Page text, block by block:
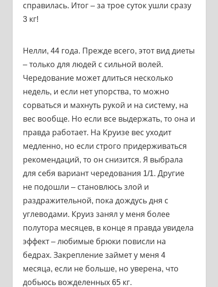
справилась. Итог – за трое суток ушли сразу
3 кг!
Нелли, 44 года. Прежде всего, этот вид диеты
– только для людей с сильной волей.
Чередование может длиться несколько
недель, и если нет упорства, то можно
сорваться и махнуть рукой и на систему, на
вес вообще. Но если все выдержать, то она и
правда работает. На Круизе вес уходит
медленно, но если строго придерживаться
рекомендаций, то он снизится. Я выбрала
для себя вариант чередования 1/1. Другие
не подошли – становлюсь злой и
раздражительной, пока дождусь дня с
углеводами. Круиз занял у меня более
полутора месяцев, в конце я правда увидела
эффект – любимые брюки повисли на
бедрах. Закрепление займет у меня 4
месяца, если не больше, но уверена, что
добьюсь вожделенных 65 кг.